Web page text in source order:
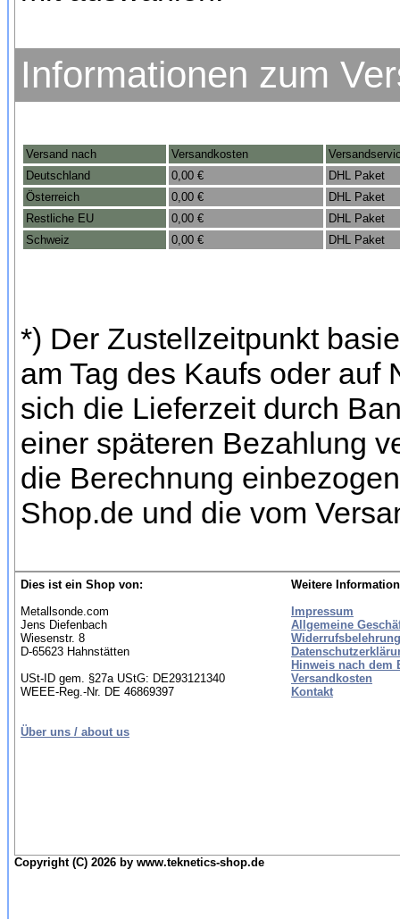
Informationen zum
Versand nach Versandkosten
Deutschland
0,00 €
DHL Paket
Österreich
0,00 €
DHL Paket
Restliche EU
0,00 €
DHL Paket
Schweiz
0,00 € DHL Paket
*) Der Zustellzeitpunkt
am Tag des Kaufs oder
sich die Lieferzeit durch
einer späteren Bezahlung
die Berechnung
Shop.de und die vom
Dies ist ein Shop von:
Metallsonde.com
Jens Diefenbach
Wiesenstr. 8
D-65623 Hahnstätten
USt-ID gem. §27a UStG: DE293121340
WEEE-Reg.-Nr. DE 46869397
Über uns / about us
Weitere
Impressum
Allgemeine
Hinweis nach dem
Versandkosten
Kontakt
Copyright (C) 2026 by www.teknetics-shop.de